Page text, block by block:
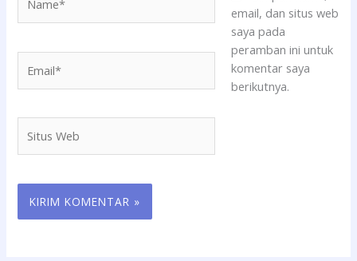
Web
email, dan situs web
saya pada
peramban ini untuk
komentar saya
berikutnya.